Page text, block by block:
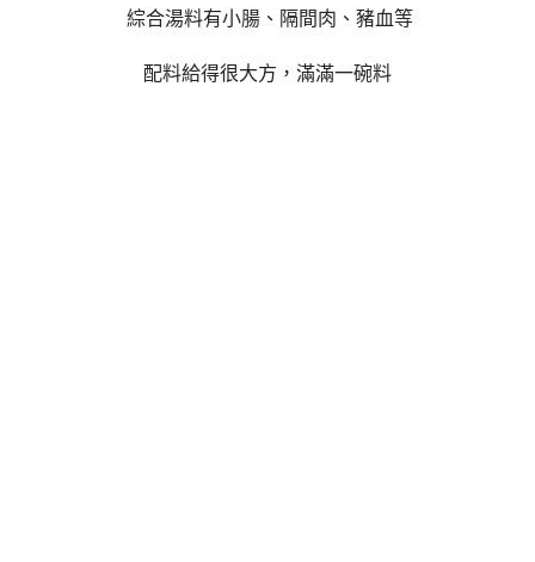
綜合湯料有小腸、隔間肉、豬血等
配料給得很大方，滿滿一碗料